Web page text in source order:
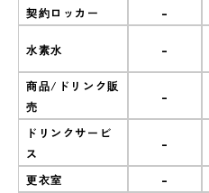
契約ロッカー -
水素水 -
商品/ドリンク販
売
-
ドリンクサービ
ス
-
更衣室 -